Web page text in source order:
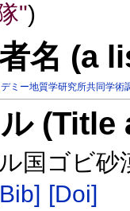
")
名 (a
ミー地質学研究所共同学術
国ゴビ
[Doi]